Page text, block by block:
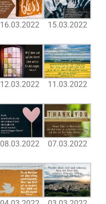
16.03.2022 15.03.2022
12.03.2022 11.03.2022
08.03.2022 07.03.2022